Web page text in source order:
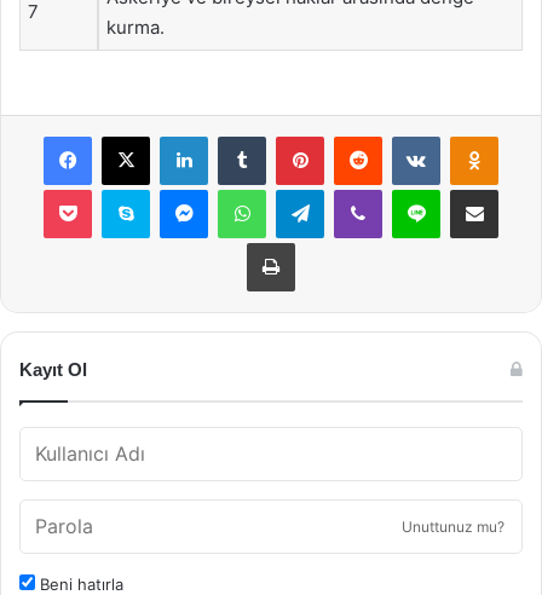
7
kurma.
Facebook
X LinkedInTumblr PinterestReddit VKontakte
Pocket Skype MessengerWhatsAppTelegramViber Line E-Posta ile
Yazdır
Kayıt Ol
Unuttunuz mu?
Beni hatırla